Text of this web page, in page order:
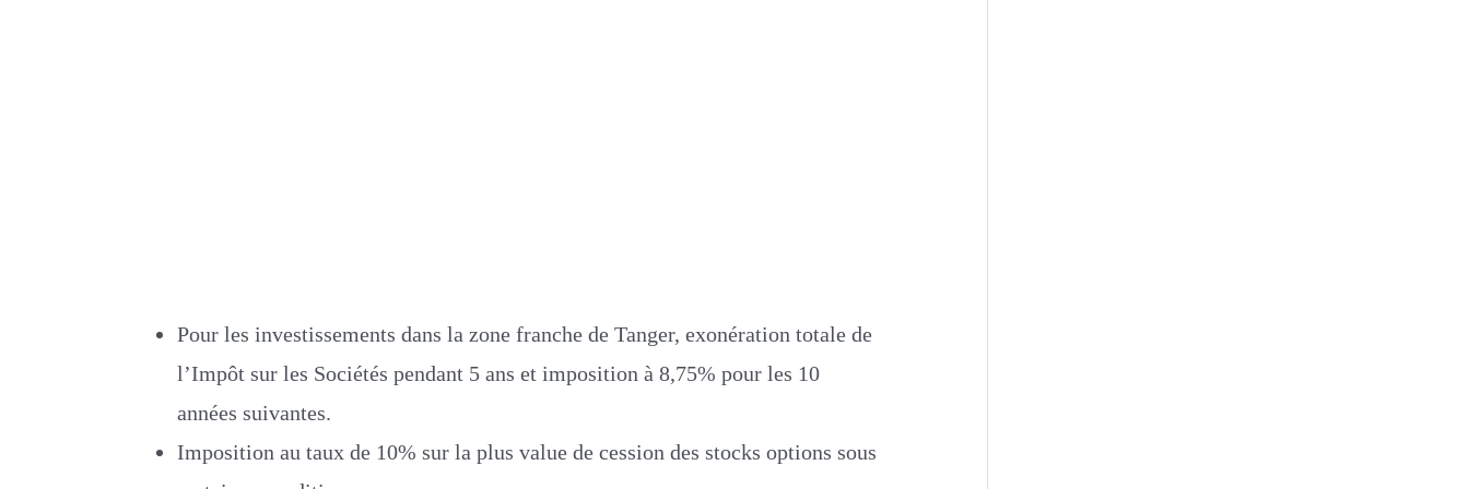
Pour les investissements dans la zone franche de Tanger, exonération totale de
l’Impôt sur les Sociétés pendant 5 ans et imposition à 8,75% pour les 10
années suivantes.
Imposition au taux de 10% sur la plus value de cession des stocks options sous